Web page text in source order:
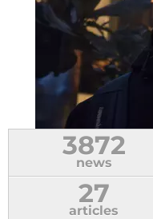
3872
news
27
articles